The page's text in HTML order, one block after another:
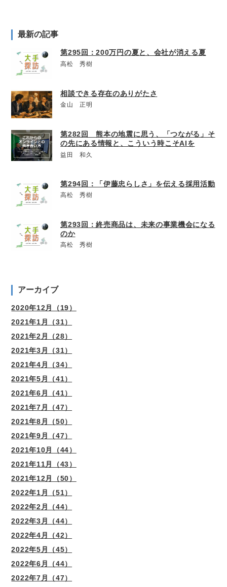
最新の記事
第295回：200万円の夏と、会社が消える夏
高松 秀樹
相談できる存在のありがたさ
金山 正明
第282回 熊本の地震に思う、「つながる」そ
の先にある情報と、こういう時こそAIを
益田 和久
第294回：「伊藤忠らしさ」を伝える採用活動
高松 秀樹
第293回：終売商品は、未来の事業機会になる
のか
高松 秀樹
アーカイブ
2020年12月（19）
2021年1月（31）
2021年2月（28）
2021年3月（31）
2021年4月（34）
2021年5月（41）
2021年6月（41）
2021年7月（47）
2021年8月（50）
2021年9月（47）
2021年10月（44）
2021年11月（43）
2021年12月（50）
2022年1月（51）
2022年2月（44）
2022年3月（44）
2022年4月（42）
2022年5月（45）
2022年6月（44）
2022年7月（47）